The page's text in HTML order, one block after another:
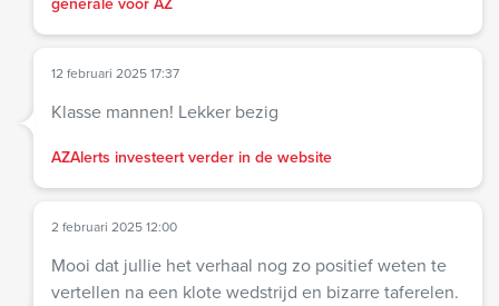
12 februari 2025 17:37
Klasse mannen! Lekker bezig
AZAlerts investeert verder in de website
2 februari 2025 12:00
Mooi dat jullie het verhaal nog zo positief weten te
vertellen na een klote wedstrijd en bizarre taferelen.